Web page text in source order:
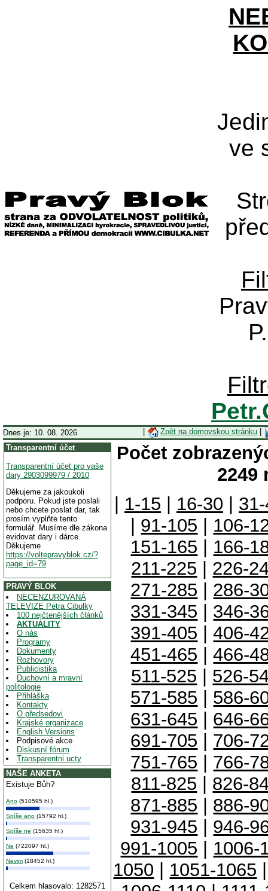
ve
Dnes je: 10. 08. 2026 Zpět na domovskou stránku
Transparentní účet
Transparentní účet pro vaše
dary 2903099979 / 2010
Děkujeme za jakoukoli
podporu. Pokud jste poslali
nebo chcete poslat dar, tak
prosím vyplňte tento
formulář. Musíme dle zákona
evidovat dary i dárce.
Děkujeme
https://voltepravyblok.cz/?
page_id=79
PRAVÝ BLOK
NECENZUROVANÁ
TELEVIZE Petra Cibulky
100 nejčtenějších článků
AKTUALITY
O nás
Programy
Dokumenty
Rozhovory
Publicistika
Duchovní a mravní
politologie
Přihláška
Kontakty
O předsedovi
Krajské organizace
English Versions
Podpisové akce
Diskusní fórum
Transparentni ucty
NAŠE ANKETA
Existuje Bůh?
Ano (510595 hl.)
Spíše ano (15792 hl.)
Spíše ne (15635 hl.)
Ne (722097 hl.)
Nevim (18452 hl.)
Celkem hlasovalo: 1282571
Počet
2249
1-15 16-30
91-105
106-
151-165
166-
211-225
226-
271-285
286-
331-345
346-
391-405 |406-
451-465 |466-
511-525
526-
571-585
586-
631-645
646-
691-705
706-
751-765
766-
811-825
826-
871-885
886-
931-945
946-
991-1005
1006-
1050
1051-1065